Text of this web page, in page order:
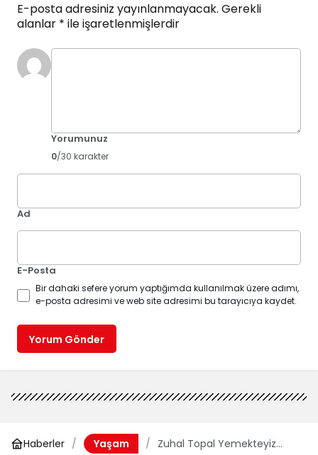
E-posta adresiniz yayınlanmayacak. Gerekli
alanlar * ile işaretlenmişlerdir
Yorumunuz
0/30 karakter
Ad
E-Posta
Bir dahaki sefere yorum yaptığımda kullanılmak üzere adımı,
e-posta adresimi ve web site adresimi bu tarayıcıya kaydet.
Yorum Gönder
Haberler Yaşam
Zuhal Topal Yemekteyiz